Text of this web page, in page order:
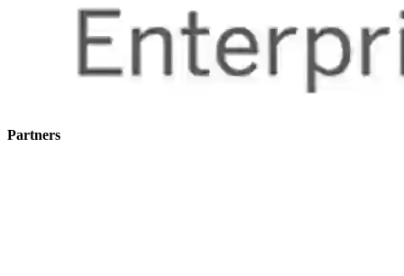
Partners